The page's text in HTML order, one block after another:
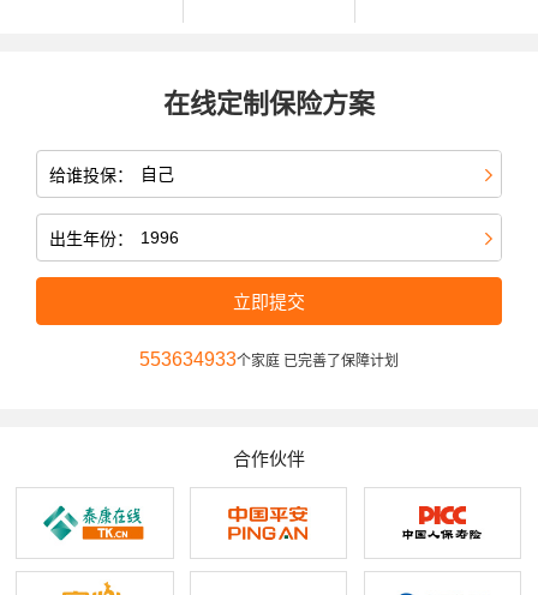
在线定制保险方案
给谁投保：
出生年份：
立即提交
553634933个家庭 已完善了保障计划
合作伙伴